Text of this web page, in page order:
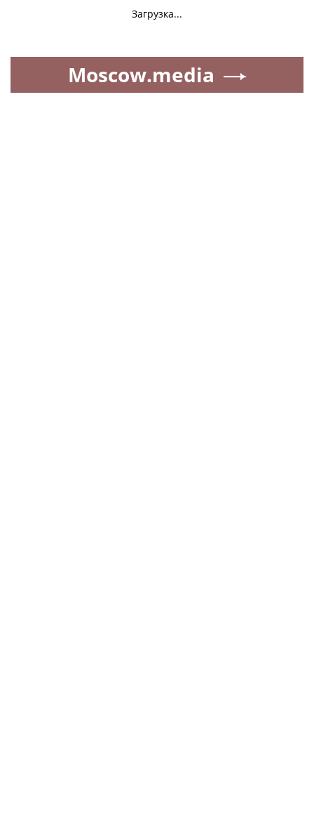
Загрузка...
Moscow.media